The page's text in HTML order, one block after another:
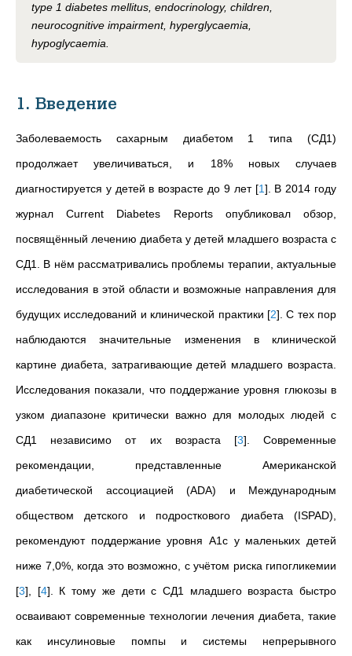
type 1 diabetes mellitus, endocrinology, children,
neurocognitive impairment, hyperglycaemia,
hypoglycaemia.
1. Введение
Заболеваемость сахарным диабетом 1 типа (СД1)
продолжает увеличиваться, и 18% новых случаев
диагностируется у детей в возрасте до 9 лет [1] . В 2014 году
журнал Current Diabetes Reports опубликовал обзор,
посвящённый лечению диабета у детей младшего возраста с
СД1. В нём рассматривались проблемы терапии, актуальные
исследования в этой области и возможные направления для
будущих исследований и клинической практики [2] . С тех пор
наблюдаются значительные изменения в клинической
картине диабета, затрагивающие детей младшего возраста.
Исследования показали, что поддержание уровня глюкозы в
узком диапазоне критически важно для молодых людей с
СД1 независимо от их возраста [3] . Современные
рекомендации, представленные Американской
диабетической ассоциацией (ADA) и Международным
обществом детского и подросткового диабета (ISPAD),
рекомендуют поддержание уровня A1c у маленьких детей
ниже 7,0%, когда это возможно, с учётом риска гипогликемии
[3] [4] . К тому же дети с СД1 младшего возраста быстро
осваивают современные технологии лечения диабета, такие
как инсулиновые помпы и системы непрерывного